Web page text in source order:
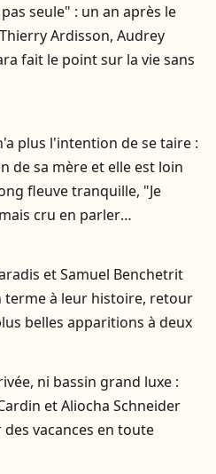
pas seule" : un an après le
Ardisson, Audrey
fait le point sur la vie sans
plus l'intention de se taire :
de sa mère et elle est loin
fleuve tranquille, "Je
cru en parler
et Samuel Benchetrit
terme à leur histoire, retour
belles apparitions à deux
ni bassin grand luxe :
et Aliocha Schneider
vacances en toute